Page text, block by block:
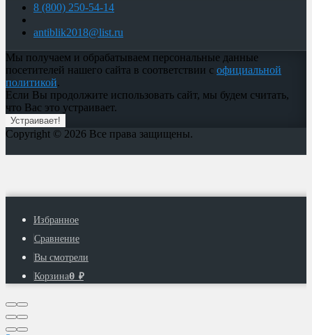
8 (800) 250-54-14
antiblik2018@list.ru
Мы получаем и обрабатываем персональные данные
посетителей нашего сайта в соответствии с официальной
политикой.
Если Вы продолжите использовать сайт, мы будем считать,
что Вас это устраивает.
Устраивает!
Copyright © 2026 Все права защищены.
Избранное
Сравнение
Вы смотрели
Корзина0 ₽